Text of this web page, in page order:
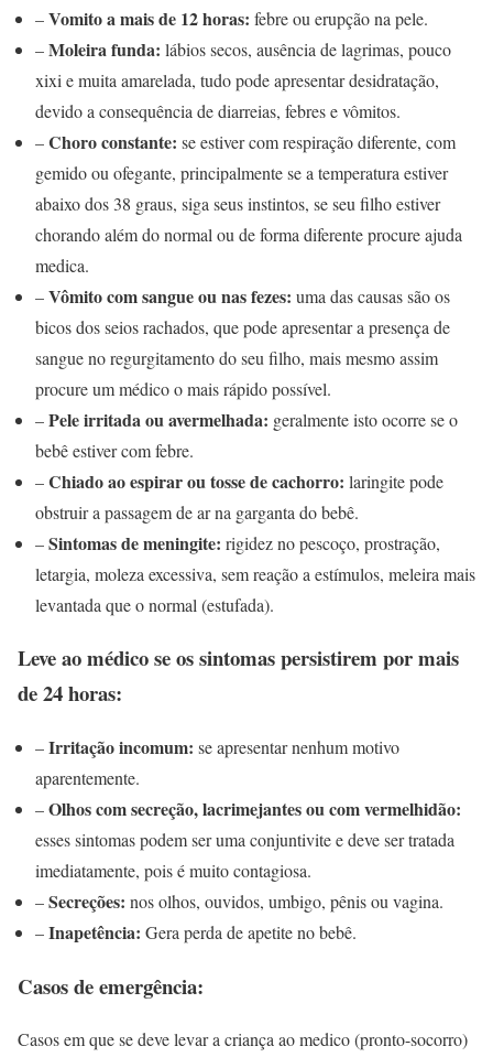
–Vomito a mais de 12 horas: febre ou erupção na pele.
–Moleira funda: lábios secos, ausência de lagrimas, pouco
xixi e muita amarelada, tudo pode apresentar desidratação,
devido a consequência de diarreias, febres e vômitos.
–Choro constante: se estiver com respiração diferente, com
gemido ou ofegante, principalmente se a temperatura estiver
abaixo dos 38 graus, siga seus instintos, se seu filho estiver
chorando além do normal ou de forma diferente procure ajuda
medica.
–Vômito com sangue ou nas fezes: uma das causas são os
bicos dos seios rachados, que pode apresentar a presença de
sangue no regurgitamento do seu filho, mais mesmo assim
procure um médico o mais rápido possível.
–Pele irritada ou avermelhada: geralmente isto ocorre se o
bebê estiver com febre.
–Chiado ao espirar ou tosse de cachorro: laringite pode
obstruir a passagem de ar na garganta do bebê.
–Sintomas de meningite: rigidez no pescoço, prostração,
letargia, moleza excessiva, sem reação a estímulos, meleira mais
levantada que o normal (estufada).
Leve ao médico se os sintomas persistirem por mais
de 24 horas:
–Irritação incomum: se apresentar nenhum motivo
aparentemente.
–Olhos com secreção, lacrimejantes ou com vermelhidão:
esses sintomas podem ser uma conjuntivite e deve ser tratada
imediatamente, pois é muito contagiosa.
–Secreções: nos olhos, ouvidos, umbigo, pênis ou vagina.
–Inapetência: Gera perda de apetite no bebê.
Casos de emergência:
Casos em que se deve levar a criança ao medico (pronto-socorro)